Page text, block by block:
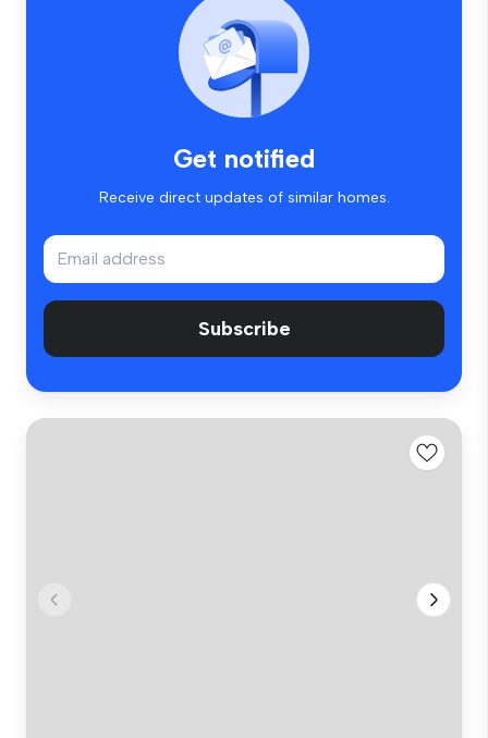
Get notified
Receive direct updates of similar homes.
Subscribe